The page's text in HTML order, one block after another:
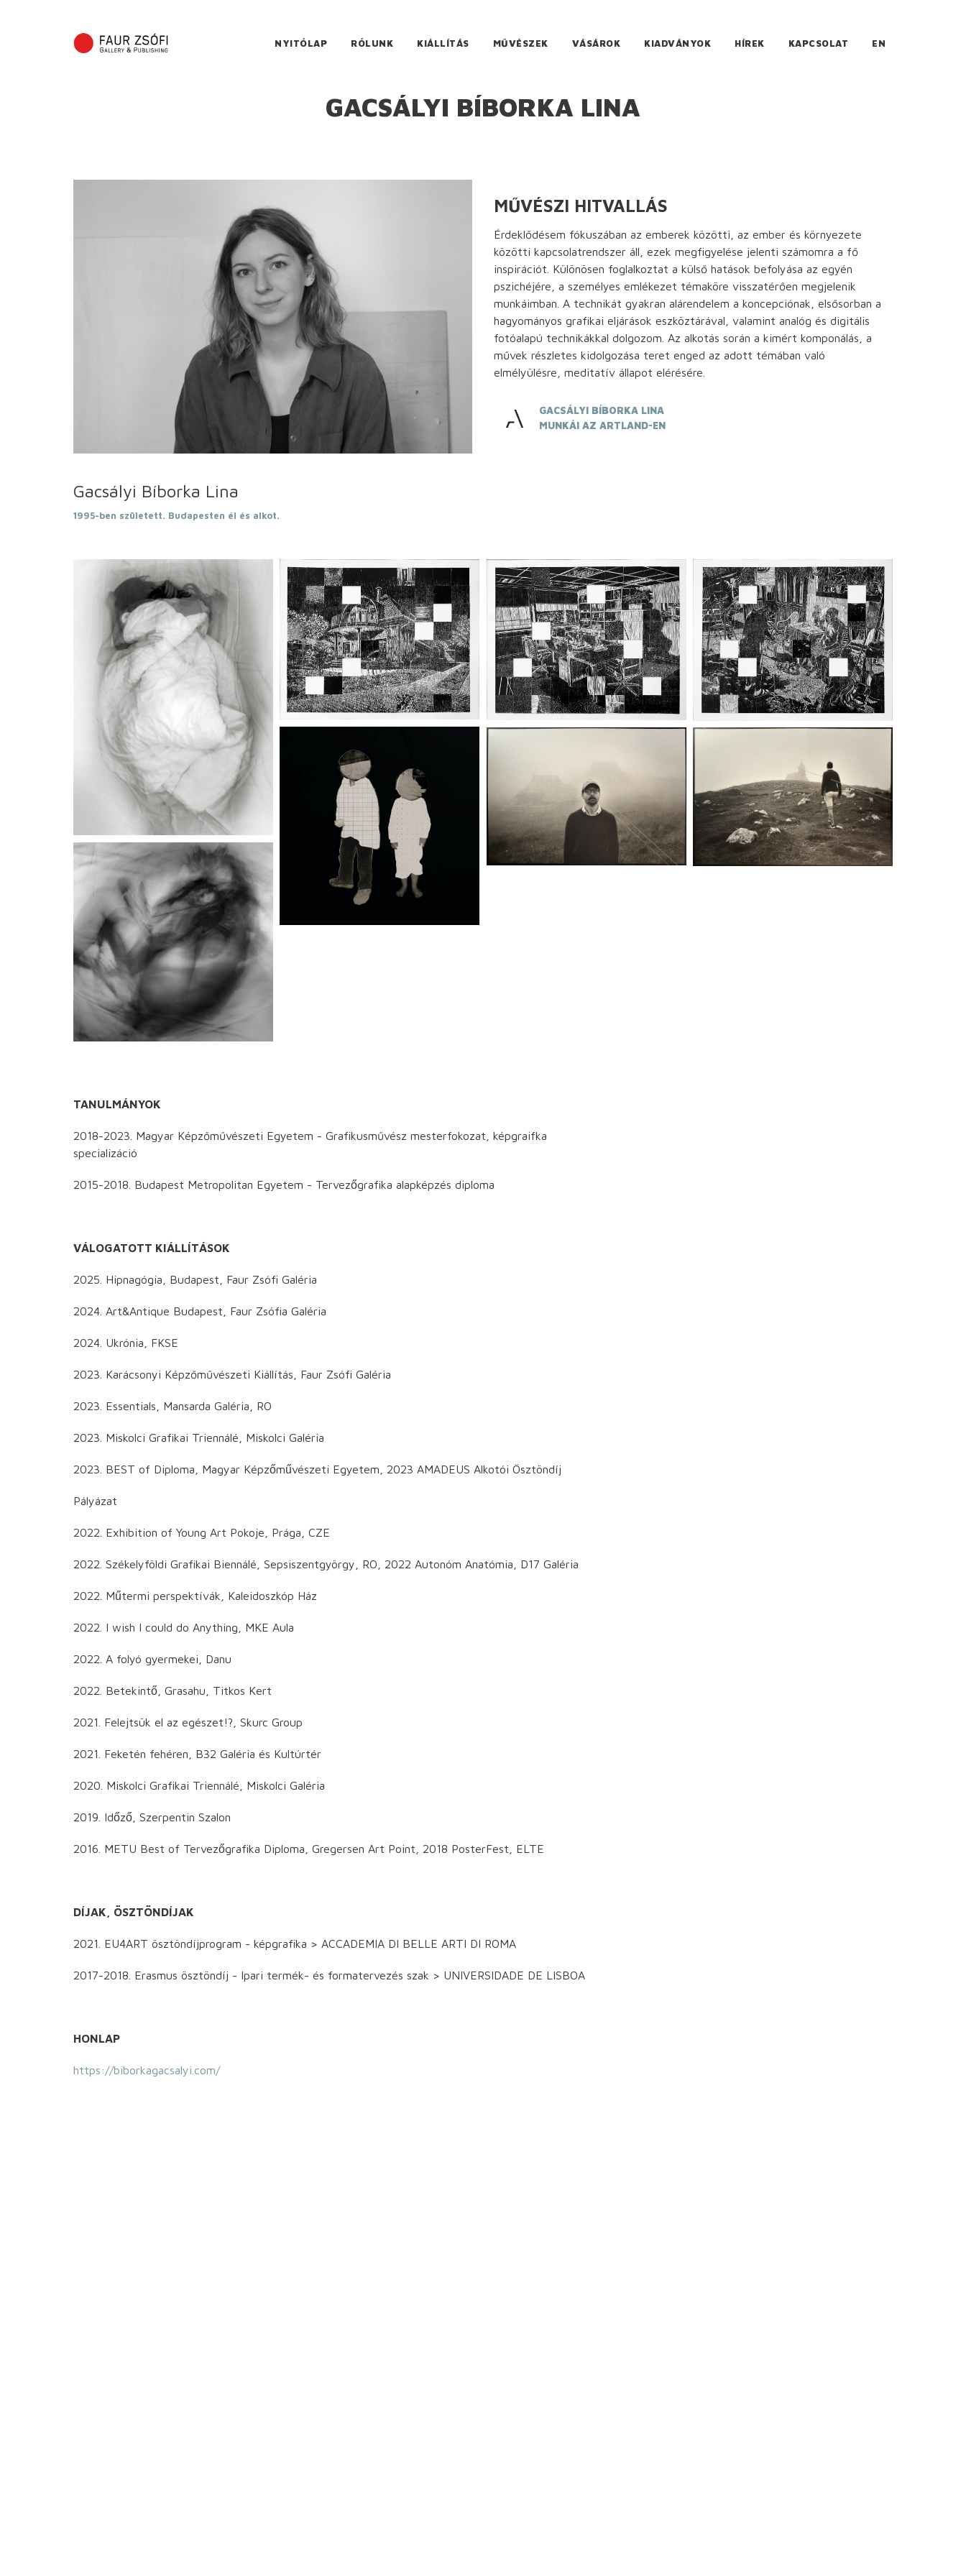
NYITÓLAP RÓLUNK KIÁLLÍTÁS MŰVÉSZEK VÁSÁROK KIADVÁNYOK HÍREK KAPCSOLAT EN
GACSÁLYI BÍBORKA LINA
MŰVÉSZI HITVALLÁS
Érdeklődésem fókuszában az emberek közötti, az ember és környezete
közötti kapcsolatrendszer áll, ezek megfigyelése jelenti számomra a fő
inspirációt. Különösen foglalkoztat a külső hatások befolyása az egyén
pszichéjére, a személyes emlékezet témaköre visszatérően megjelenik
munkáimban. A technikát gyakran alárendelem a koncepciónak, elsősorban a
hagyományos grafikai eljárások eszköztárával, valamint analóg és digitális
fotóalapú technikákkal dolgozom. Az alkotás során a kimért komponálás, a
művek részletes kidolgozása teret enged az adott témában való
elmélyülésre, meditatív állapot elérésére.
GACSÁLYI BÍBORKA LINA
MUNKÁI AZ ARTLAND-EN
Gacsályi Bíborka Lina
1995-ben született. Budapesten él és alkot.
TANULMÁNYOK
2018-2023. Magyar Képzőművészeti Egyetem - Grafikusművész mesterfokozat, képgraifka
specializáció
2015-2018. Budapest Metropolitan Egyetem - Tervezőgrafika alapképzés diploma
VÁLOGATOTT KIÁLLÍTÁSOK
2025. Hipnagógia, Budapest, Faur Zsófi Galéria
2024. Art&Antique Budapest, Faur Zsófia Galéria
2024. Ukrónia, FKSE
2023. Karácsonyi Képzőművészeti Kiállítás, Faur Zsófi Galéria
2023. Essentials, Mansarda Galéria, RO
2023. Miskolci Grafikai Triennálé, Miskolci Galéria
2023. BEST of Diploma, Magyar Képzőművészeti Egyetem, 2023 AMADEUS Alkotói Ösztöndíj
Pályázat
2022. Exhibition of Young Art Pokoje, Prága, CZE
2022. Székelyföldi Grafikai Biennálé, Sepsiszentgyörgy, RO, 2022 Autonóm Anatómia, D17 Galéria
2022. Műtermi perspektívák, Kaleidoszkóp Ház
2022. I wish I could do Anything, MKE Aula
2022. A folyó gyermekei, Danu
2022. Betekintő, Grasahu, Titkos Kert
2021. Felejtsük el az egészet!?, Skurc Group
2021. Feketén fehéren, B32 Galéria és Kultúrtér
2020. Miskolci Grafikai Triennálé, Miskolci Galéria
2019. Időző, Szerpentin Szalon
2016. METU Best of Tervezőgrafika Diploma, Gregersen Art Point, 2018 PosterFest, ELTE
DÍJAK, ÖSZTÖNDÍJAK
2021. EU4ART ösztöndíjprogram - képgrafika > ACCADEMIA DI BELLE ARTI DI ROMA
2017-2018. Erasmus ösztöndíj - Ipari termék- és formatervezés szak > UNIVERSIDADE DE LISBOA
HONLAP
https://biborkagacsalyi.com/